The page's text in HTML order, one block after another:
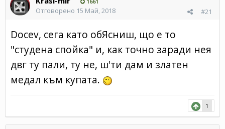
#21
Отговорено 15 Май, 2018
Docev, сега като обЯсниш, що е то
"студена спойка" и, как точно заради нея
двг ту пали, ту не, ш'ти дам и златен
медал към купата.
1